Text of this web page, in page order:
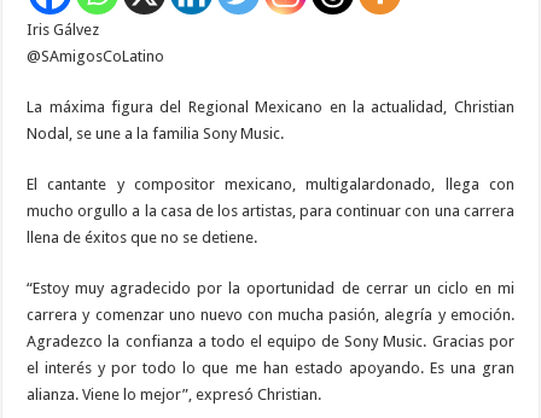
Sony
Iris Gálvez
@SAmigosCoLatino
La máxima figura del Regional Mexicano en la actualidad, Christian
Nodal, se une a la familia Sony Music.
El cantante y compositor mexicano, multigalardonado, llega con
mucho orgullo a la casa de los artistas, para continuar con una carrera
llena de éxitos que no se detiene.
“Estoy muy agradecido por la oportunidad de cerrar un ciclo en mi
carrera y comenzar uno nuevo con mucha pasión, alegría y emoción.
Agradezco la confianza a todo el equipo de Sony Music. Gracias por
el interés y por todo lo que me han estado apoyando. Es una gran
alianza. Viene lo mejor”, expresó Christian.